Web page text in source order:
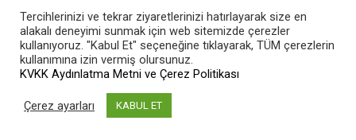
Copyright © 2017, Türkiye Otomobil Sporları Federasyonu
Bu site içeriğinin her türlü hakkı TOSFED’e aittir. İzinsiz kullanılamaz.
“Ben sporcunun zeki çevik ve
aynı zamanda ahlaklısını severim”
Tercihlerinizi ve tekrar ziyaretlerinizi hatırlayarak size en
alakalı deneyimi sunmak için web sitemizde çerezler
kullanıyoruz. "Kabul Et" seçeneğine tıklayarak, TÜM çerezlerin
kullanımına izin vermiş olursunuz.
KVKK Aydınlatma Metni ve Çerez Politikası
Çerez ayarları KABUL ET